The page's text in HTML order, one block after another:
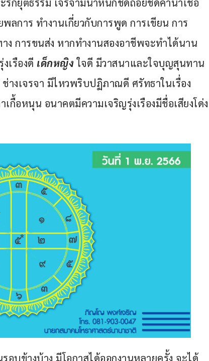
รักยุติธรรม เจรจามีน้ำหนักชัดถ้อยชัดคำน่าเชื่อ
ลการ ทำงานเกี่ยวกับการพูด การเขียน การ
การขนส่ง หากทำงานสองอาชีพจะทำได้นาน
เรืองดี เด็กหญิง ใจดี มีวาสนาและใจบุญสุนทาน
างเจรจา มีไหวพริบปฏิภาณดี ศรัทธาในเรื่อง
กื้อหนุน อนาคตมีความเจริญรุ่งเรืองมีชื่อเสียงโด่ง
อบข้างบ้าง มีโอกาสได้ออกงานหลายครั้ง จะได้